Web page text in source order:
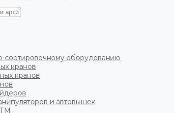
сортировочному оборудованию
кранов
кранов
и автовышек